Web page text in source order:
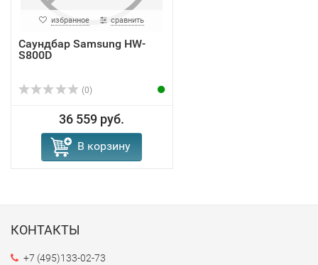
избранное сравнить
Саундбар Samsung HW-
S800D
(0)
36 559 руб.
В корзину
КОНТАКТЫ
+7 (495)133-02-73